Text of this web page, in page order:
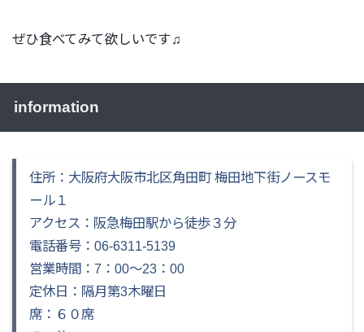
ぜひ食べてみて欲しいです♫
information
住所：大阪府大阪市北区角田町 梅田地下街ノースモ
ール１
アクセス：阪急梅田駅から徒歩３分
電話番号：06-6311-5139
営業時間：7：00～23：00
定休日：隔月第3木曜日
席：６０席